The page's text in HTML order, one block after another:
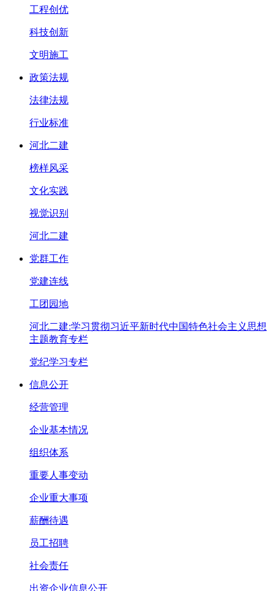
工程创优
科技创新
文明施工
政策法规
法律法规
行业标准
河北二建
榜样风采
文化实践
视觉识别
河北二建
党群工作
党建连线
工团园地
河北二建:学习贯彻习近平新时代中国特色社会主义思想
主题教育专栏
党纪学习专栏
信息公开
经营管理
企业基本情况
组织体系
重要人事变动
企业重大事项
薪酬待遇
员工招聘
社会责任
出资企业信息公开